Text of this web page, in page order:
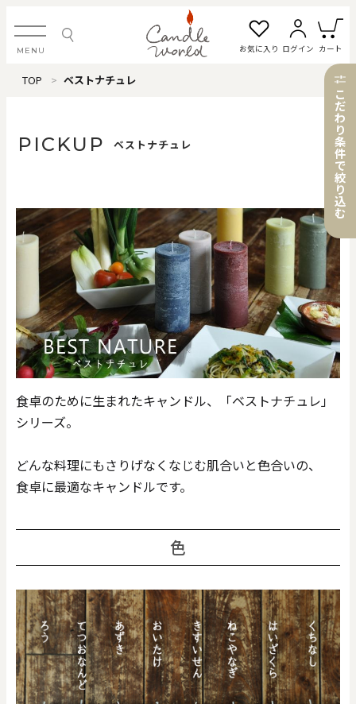
MENU お気に入り ログイン カート
ログイン・新規会員登録
すべてのアイテム
カテゴリから探す
#タグから探す
価格で探す
0
クリア
色で探す
お買い物ガイド 企業情報 お知らせ お問い合わせ
TOP ベストナチュレ
PICKUP ベストナチュレ
食卓のために生まれたキャンドル、「ベストナチュレ」
シリーズ。
どんな料理にもさりげなくなじむ肌合いと色合いの、
食卓に最適なキャンドルです。
色
こ
だ
わ
り
条
件
で
絞
り
込
む